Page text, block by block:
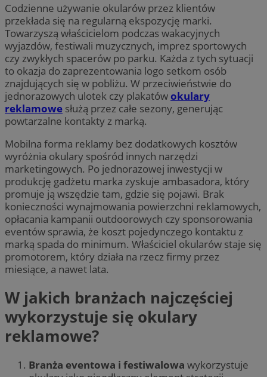
Codzienne używanie okularów przez klientów
przekłada się na regularną ekspozycję marki.
Towarzyszą właścicielom podczas wakacyjnych
wyjazdów, festiwali muzycznych, imprez sportowych
czy zwykłych spacerów po parku. Każda z tych sytuacji
to okazja do zaprezentowania logo setkom osób
znajdujących się w pobliżu. W przeciwieństwie do
jednorazowych ulotek czy plakatówokulary
reklamowe służą przez całe sezony, generując
powtarzalne kontakty z marką.
Mobilna forma reklamy bez dodatkowych kosztów
wyróżnia okulary spośród innych narzędzi
marketingowych. Po jednorazowej inwestycji w
produkcję gadżetu marka zyskuje ambasadora, który
promuje ją wszędzie tam, gdzie się pojawi. Brak
konieczności wynajmowania powierzchni reklamowych,
opłacania kampanii outdoorowych czy sponsorowania
eventów sprawia, że koszt pojedynczego kontaktu z
marką spada do minimum. Właściciel okularów staje się
promotorem, który działa na rzecz firmy przez
miesiące, a nawet lata.
W jakich branżach najczęściej
wykorzystuje się okulary
reklamowe?
Branża eventowa i festiwalowa wykorzystuje